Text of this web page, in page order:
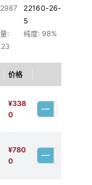
22160-26-
5
:
纯度: 98%
价格
¥338
0
¥780
0